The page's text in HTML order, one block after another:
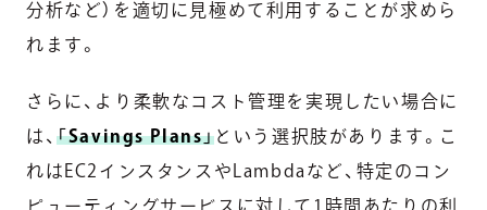
分析など）を適切に見極めて利用することが求めら
れます。
さらに、より柔軟なコスト管理を実現したい場合に
は、「Savings Plans」という選択肢があります。こ
れはEC2インスタンスやLambdaなど、特定のコン
ピューティングサービスに対して1時間あたりの利